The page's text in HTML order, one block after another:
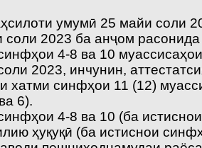
умумӣ 25 майи соли
соли 2023 ба анҷом
4-8 ва 10
2023, инчунин,
хатми синфҳои 11 (12)
6).
4-8 ва 10 (ба
ҳуқуқӣ (ба истиснои